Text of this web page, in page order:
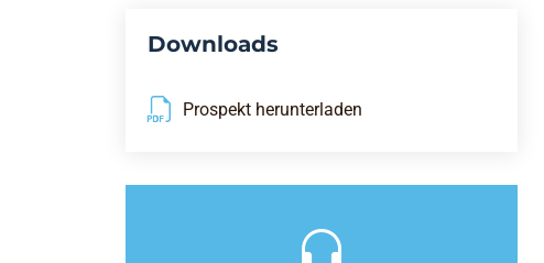
Downloads
Prospekt herunterladen